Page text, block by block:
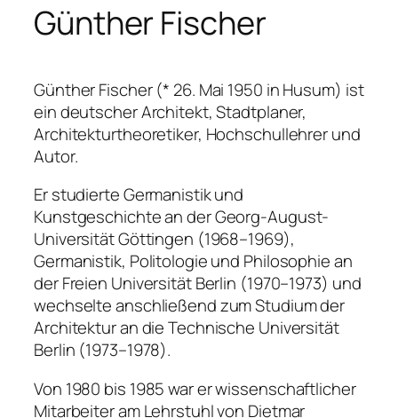
Günther Fischer
Günther Fischer (* 26. Mai 1950 in Husum) ist
ein deutscher Architekt, Stadtplaner,
Architekturtheoretiker, Hochschullehrer und
Autor.
Er studierte Germanistik und
Kunstgeschichte an der Georg-August-
Universität Göttingen (1968–1969),
Germanistik, Politologie und Philosophie an
der Freien Universität Berlin (1970–1973) und
wechselte anschließend zum Studium der
Architektur an die Technische Universität
Berlin (1973–1978).
Von 1980 bis 1985 war er wissenschaftlicher
Mitarbeiter am Lehrstuhl von Dietmar